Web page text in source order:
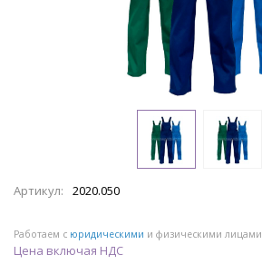
Артикул: 2020.050
Работаем с юридическими и физическими лицами
Цена включая НДС